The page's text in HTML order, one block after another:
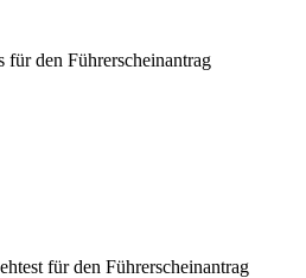
für den Führerscheinantrag
für den Führerscheinantrag